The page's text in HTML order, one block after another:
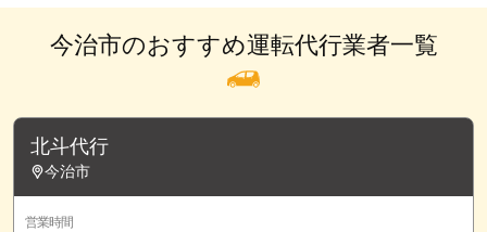
今治市のおすすめ運転代行業者一覧
北斗代行
今治市
営業時間